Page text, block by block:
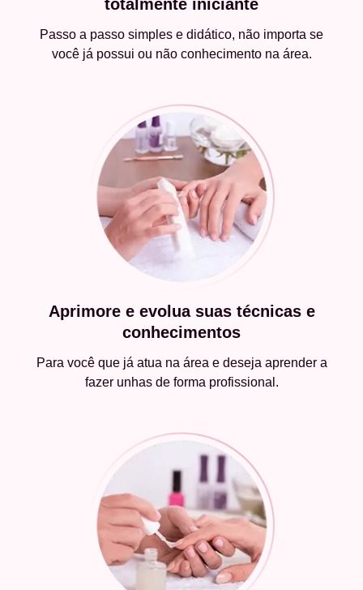
totalmente iniciante
Passo a passo simples e didático, não importa se
você já possui ou não conhecimento na área.
Aprimore e evolua suas técnicas e
conhecimentos
Para você que já atua na área e deseja aprender a
fazer unhas de forma profissional.